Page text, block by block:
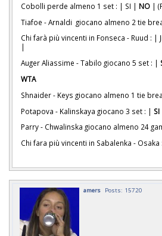
Cobolli perde almeno 1 set : | SI | NO |
Tiafoe - Arnaldi giocano almeno 2 tie
Chi farà più vincenti in Fonseca - Ruud : |
|
Auger Aliassime - Tabilo giocano 5 set : |
WTA
Shnaider - Keys giocano almeno 1 tie
Potapova - Kalinskaya giocano 3 set : | SI
Parry - Chwalinska giocano almeno 24
Chi fara più vincenti in Sabalenka - Osaka
amers Posts: 15720